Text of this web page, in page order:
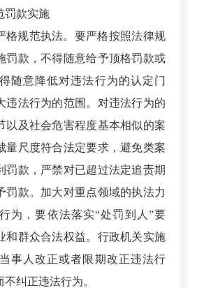
罚款实施
格规范执法。 要严格按照法律规
罚款，不得随意给予顶格罚款或
随意降低对违法行为的认定门
违法行为的范围。对违法行为的
以及社会危害程度基本相似的案
量尺度符合法定要求，避免类案
罚款，严禁对已超过法定追责期
罚款。加大对重点领域的执法力
为，要依法落实“处罚到人”要
和群众合法权益。行政机关实施
事人改正或者限期改正违法行
纠正违法行为。